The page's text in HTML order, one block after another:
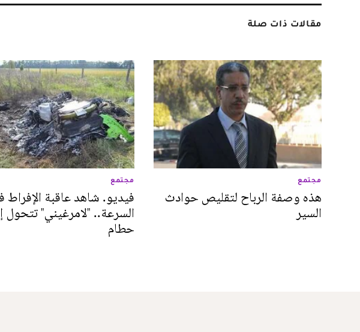
مقالات ذات صلة
مجتمع
هذه وصفة الرباح لتقليص حوادث
السير
مجتمع
فيديو. شاهد عاقبة الإفراط
السرعة.. "لامرغيني" تتحول
حطام